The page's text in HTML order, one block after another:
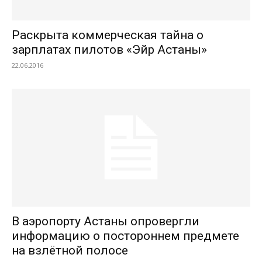
Раскрыта коммерческая тайна о
зарплатах пилотов «Эйр Астаны»
22.06.2016
В аэропорту Астаны опровергли
информацию о постороннем предмете
на взлётной полосе